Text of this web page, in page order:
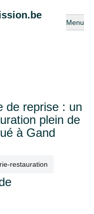
Ouvrir
Menu
de reprise : un
plein de
à Gand
restauration